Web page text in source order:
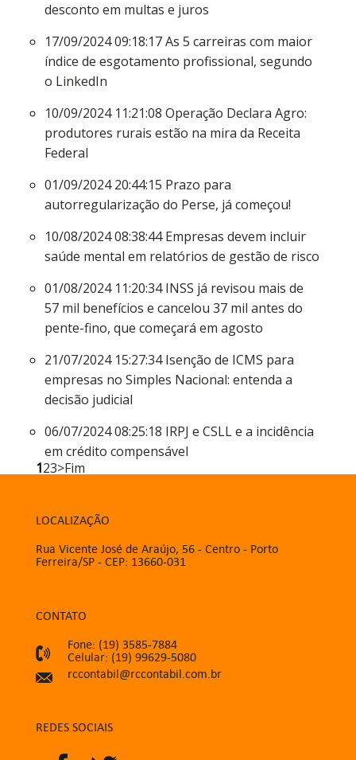
desconto em multas e juros
17/09/2024 09:18:17As 5 carreiras com maior
índice de esgotamento profissional, segundo
o LinkedIn
10/09/2024 11:21:08 Operação Declara Agro:
produtores rurais estão na mira da Receita
Federal
01/09/2024 20:44:15 Prazo para
autorregularização do Perse, já começou!
10/08/2024 08:38:44Empresas devem incluir
saúde mental em relatórios de gestão de risco
01/08/2024 11:20:34INSS já revisou mais de
57 mil benefícios e cancelou 37 mil antes do
pente-fino, que começará em agosto
21/07/2024 15:27:34Isenção de ICMS para
empresas no Simples Nacional: entenda a
decisão judicial
06/07/2024 08:25:18 IRPJ e CSLL e a incidência
em crédito compensável
123>Fim
LOCALIZAÇÃO
Rua Vicente José de Araújo, 56 - Centro - Porto
Ferreira/SP - CEP: 13660-031
CONTATO
Fone: (19) 3585-7884
Celular: (19) 99629-5080
rccontabil@rccontabil.com.br
REDES SOCIAIS